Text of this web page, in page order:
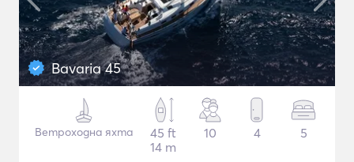
Bavaria 45
Ветроходна яхта
45 ft
14 m
10 4 5